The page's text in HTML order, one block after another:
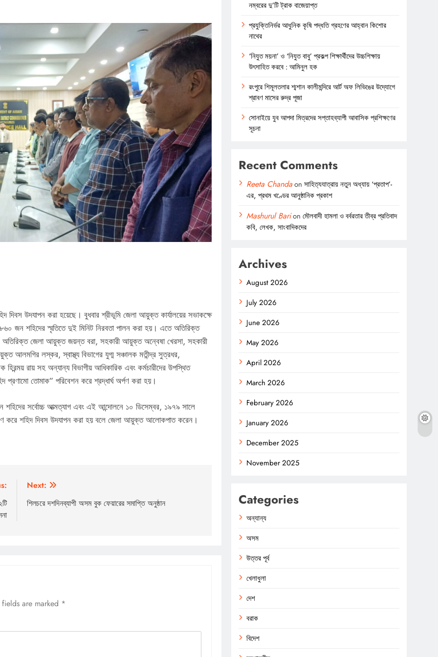
দিবস উদযাপন করা হয়েছে। বুধবার শ্রীভূমি জেলা আয়ুক্ত কার্যালয়ের সভাকক্ষে
জন শহিদের স্মৃতিতে দুই মিনিট নিরবতা পালন করা হয়। এতে অতিরিক্ত
জেলা আয়ুক্ত জয়ন্ত বরা, সহকারী আয়ুক্ত অন্বেষা খেরসা, সহকারী
আলমগির লস্কর, স্বাস্থ্য বিভাগের যুগ্ম সঞ্চালক মতীন্দ্র সুত্রধর,
রায় সহ অন্যান্য বিভাগীয় আধিকারিক এবং কর্মচারীদের উপস্থিত
প্রণামো তোমাক” পরিবেশন করে শ্রদ্ধার্ঘ অর্পণ করা হয়।
সর্বোচ্চ আত্মত্যাগ এবং এই আন্দোলনে ১০ ডিসেম্বর, ১৯৭৯ সালে
করে শহিদ দিবস উদযাপন করা হয় বলে জেলা আয়ুক্ত আলোকপাত করেন।
Next:
শিলচরে দশদিনব্যাপী অসম বুক ফেয়ারের সমাপ্তি অনুষ্ঠান
are marked *
নম্বরের দু’টি ট্রাক বাজেয়াপ্ত
প্রযুক্তিনির্ভর আধুনিক কৃষি পদ্ধতি গ্রহণের আহ্বান কিশোর
নাথের
‘নিযুত ময়না’ ও ‘নিযুত বাবু’ প্রকল্প শিক্ষার্থীদের উচ্চশিক্ষায়
উৎসাহিত করবে : আমিনুল হক
রংপুরে শিমূলতলার শ্মশান কালীমন্দিরে আর্ট অফ লিভিঙের উদ্যোগে
শ্রাবণ মাসের রুদ্র পূজা
সোনাইয়ে যুব আপদা মিত্রদের সপ্তাহব্যাপী আবাসিক প্রশিক্ষণের
সূচনা
Recent Comments
Reeta Chandaonসাহিত্যযাত্রায় নতুন অধ্যায় ‘প্রতাপ’-
এর, প্রথম খণ্ডের আনুষ্ঠানিক প্রকাশ
Mashurul Barionমৌলবাদী হামলা ও বর্বরতার তীব্র প্রতিবাদ
কবি, লেখক, সাংবাদিকদের
Archives
August 2026
July 2026
June 2026
May 2026
April 2026
March 2026
February 2026
January 2026
December 2025
November 2025
Categories
অন্যান্য
অসম
উত্তর পূর্ব
খেলাধুলা
দেশ
বরাক
বিদেশ